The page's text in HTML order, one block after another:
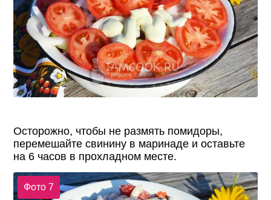
Осторожно, чтобы не размять помидоры,
перемешайте свинину в маринаде и оставьте
на 6 часов в прохладном месте.
Фото 7